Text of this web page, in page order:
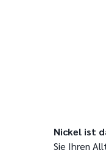
Nickel ist
Sie Ihren